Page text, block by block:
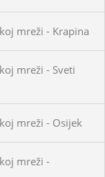
mreži - Krapina
mreži - Sveti
mreži - Osijek
mreži -